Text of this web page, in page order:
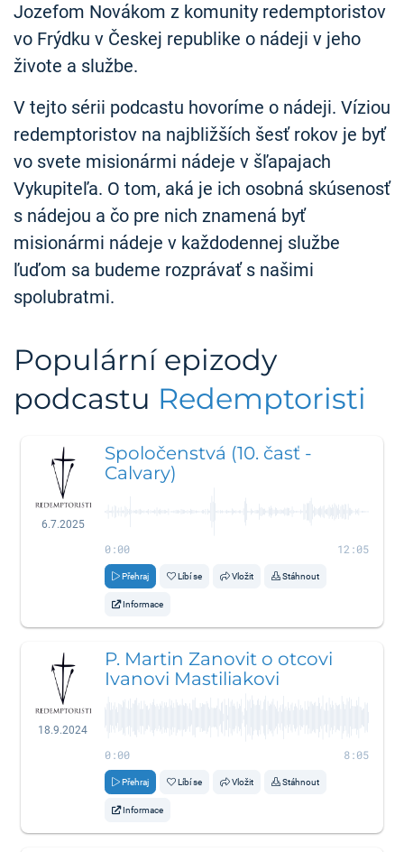
Jozefom Novákom z komunity redemptoristov
vo Frýdku v Českej republike o nádeji v jeho
živote a službe.
V tejto sérii podcastu hovoríme o nádeji. Víziou
redemptoristov na najbližších šesť rokov je byť
vo svete misionármi nádeje v šľapajach
Vykupiteľa. O tom, aká je ich osobná skúsenosť
s nádejou a čo pre nich znamená byť
misionármi nádeje v každodennej službe
ľuďom sa budeme rozprávať s našimi
spolubratmi.
Populární epizody
podcastu Redemptoristi
6.7.2025
Spoločenstvá (10. časť -
Calvary)
0:00 12:05
Přehraj Líbí se Vložit Stáhnout
Informace
18.9.2024
P. Martin Zanovit o otcovi
Ivanovi Mastiliakovi
0:00 8:05
Přehraj Líbí se Vložit Stáhnout
Informace